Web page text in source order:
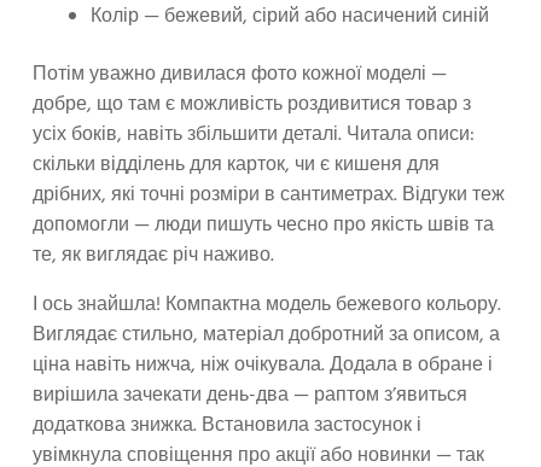
Колір — бежевий, сірий або насичений синій
Потім уважно дивилася фото кожної моделі —
добре, що там є можливість роздивитися товар з
усіх боків, навіть збільшити деталі. Читала описи:
скільки відділень для карток, чи є кишеня для
дрібних, які точні розміри в сантиметрах. Відгуки теж
допомогли — люди пишуть чесно про якість швів та
те, як виглядає річ наживо.
І ось знайшла! Компактна модель бежевого кольору.
Виглядає стильно, матеріал добротний за описом, а
ціна навіть нижча, ніж очікувала. Додала в обране і
вирішила зачекати день-два — раптом з’явиться
додаткова знижка. Встановила застосунок і
увімкнула сповіщення про акції або новинки — так